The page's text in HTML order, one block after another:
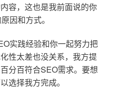
容，这也是我前面说的你
因和方式。
实践经验和你一起努力把
性太差也没关系，我方提
分百符合SEO需求。要想
选择我方完成。